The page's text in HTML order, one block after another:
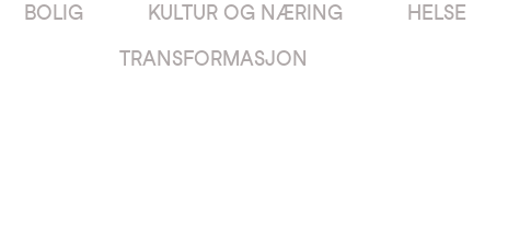
BOLIG KULTUR OG NÆRING HELSE
TRANSFORMASJON